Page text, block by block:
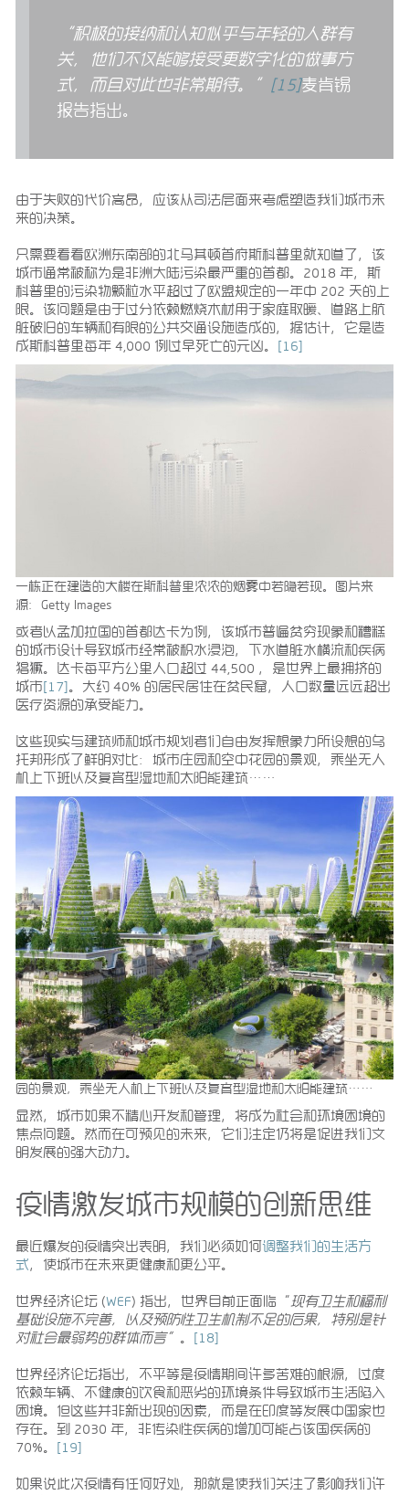
“积极的接纳和认知似乎与年轻的人群有
关，他们不仅能够接受更数字化的做事方
式，而且对此也非常期待。”
[15]麦肯锡
报告指出。
由于失败的代价高昂，应该从司法层面来考虑塑造我们城市未
来的决策。
只需要看看欧洲东南部的北马其顿首府斯科普里就知道了，该
城市通常被称为是非洲大陆污染最严重的首都。2018 年，斯
科普里的污染物颗粒水平超过了欧盟规定的一年中 202 天的上
限。该问题是由于过分依赖燃烧木材用于家庭取暖、道路上肮
脏破旧的车辆和有限的公共交通设施造成的，据估计，它是造
成斯科普里每年 4,000 例过早死亡的元凶。
[16]
一栋正在建造的大楼在斯科普里浓浓的烟雾中若隐若现。图片来
源：Getty Images
或者以孟加拉国的首都达卡为例，该城市普遍贫穷现象和糟糕
的城市设计导致城市经常被积水浸泡，下水道脏水横流和疾病
猖獗。达卡每平方公里人口超过 44,500 ，是世界上最拥挤的
城市[17]
。大约 40% 的居民居住在贫民窟，人口数量远远超出
医疗资源的承受能力。
这些现实与建筑师和城市规划者们自由发挥想象力所设想的乌
托邦形成了鲜明对比：城市庄园和空中花园的景观，乘坐无人
机上下班以及复育型湿地和太阳能建筑……
园的景观，乘坐无人机上下班以及复育型湿地和太阳能建筑……
显然，城市如果不精心开发和管理，将成为社会和环境困境的
焦点问题。然而在可预见的未来，它们注定仍将是促进我们文
明发展的强大动力。
疫情激发城市规模的创新思维
最近爆发的疫情突出表明，我们必须如何 调整我们的生活方
式 ，使城市在未来更健康和更公平。
世界经济论坛 (WEF) 指出，世界目前正面临“ 现有卫生和福利
基础设施不完善，以及预防性卫生机制不足的后果，特别是针
对社会最弱势的群体而言”
[18]
世界经济论坛指出，不平等是疫情期间许多苦难的根源，过度
依赖车辆、不健康的饮食和恶劣的环境条件导致城市生活陷入
困境。但这些并非新出现的因素，而是在印度等发展中国家也
存在。到 2030 年，非传染性疾病的增加可能占该国疾病的
70%。
[19]
如果说此次疫情有任何好处，那就是使我们关注了影响我们许